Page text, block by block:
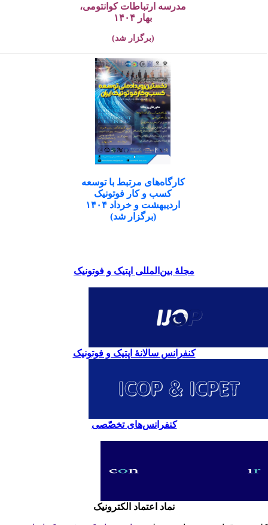
مدرسه ارتباطات کوانتومی،
بهار ۱۴۰۴
(برگزار شد)
کارگاه‌های مرتبط با توسعه
کسب و کار فوتونیک
اردیبهشت و خرداد ۱۴۰۴
(برگزار شد)
مجلۀ بین‌المللی اپتیک و فوتونیک
کنفرانس سالانۀ اپتیک و فوتونیک
کنفرانس‌های تخصّصی
نماد اعتماد الکترونیک